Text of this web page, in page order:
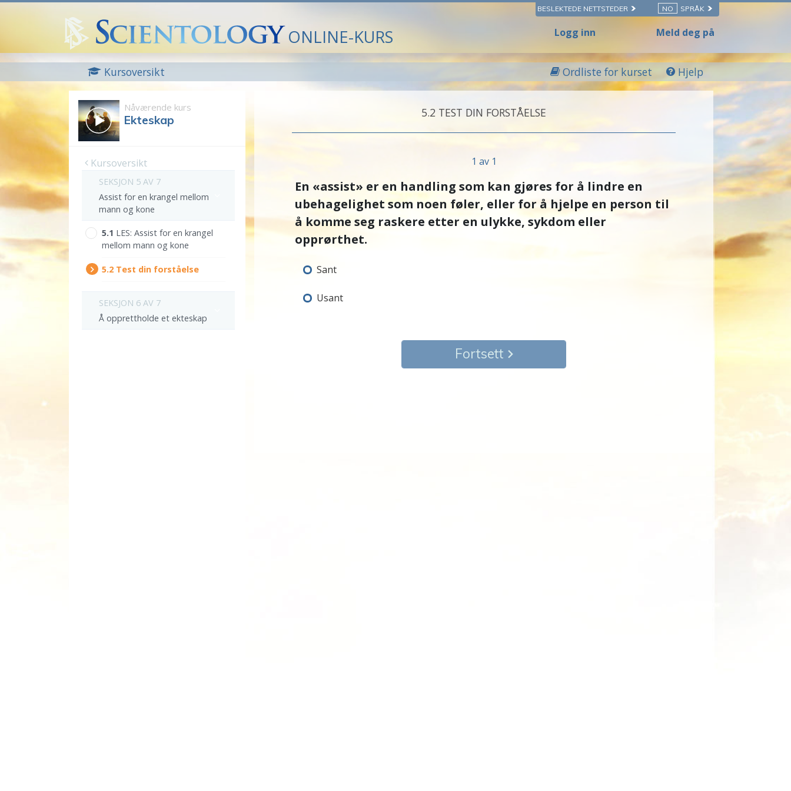
BESLEKTEDE NETTSTEDER NO SPRÅK
ONLINE-KURS Logg inn Meld deg på
Kursoversikt Ordliste for kurset Hjelp
Nåværende kurs
Ekteskap
Kursoversikt
SEKSJON 5 AV 7
Assist for en krangel mellom
mann og kone
5.‎1 LES: Assist for en krangel
mellom mann og kone
5.‎2 Test din forståelse
SEKSJON 6 AV 7
Å opprettholde et ekteskap
5.‎2 TEST DIN FORSTÅELSE
1 av 1
En «assist» er en handling som kan gjøres for å lindre en
ubehagelighet som noen føler, eller for å hjelpe en person til
å komme seg raskere etter en ulykke, sykdom eller
opprørthet.
Sant
Usant
Fortsett